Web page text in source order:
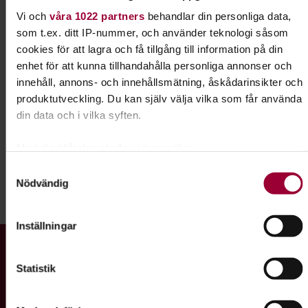
Vi och våra 1022 partnersbehandlar din personliga data,
som t.ex. ditt IP-nummer, och använder teknologi såsom
cookies för att lagra och få tillgång till information på din
enhet för att kunna tillhandahålla personliga annonser och
innehåll, annons- och innehållsmätning, åskådarinsikter och
produktutveckling. Du kan själv välja vilka som får använda
din data och i vilka syften.
kan ha en noggrannhet på upp till flera meter
Ta reda på mer om hur dina personliga uppgifter behandlas
ändra eller dra tillbaka ditt samtycke när som helst från
Nödvändig
Inställningar
Statistik
hjälper givetvis dig som producerar egen musik i t.ex. Logic
eller Cubase.
Är du sugen på att spela in din första EP eller har lång
erfarenhet av inspelningar från tidigare, tveka inte att
kontakta oss.